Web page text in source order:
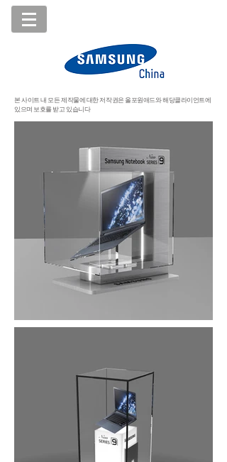
본 사이트 내 모든 제작물에 대한 저작권은 올포원애드와 해당클라이언트에
있으며 보호를 받고 있습니다